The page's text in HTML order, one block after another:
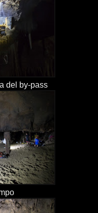
del by-pass